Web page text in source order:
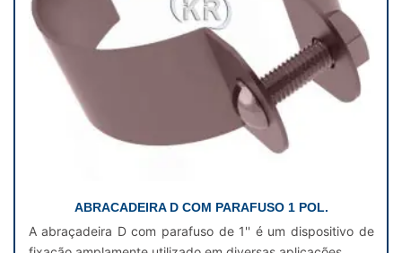
ABRACADEIRA D COM PARAFUSO 1 POL.
A abraçadeira D com parafuso de 1'' é um dispositivo de